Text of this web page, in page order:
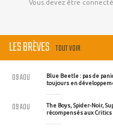
Vous devez être
LES BRÈVES TOUT VOIR
Blue Beetle : pas de
toujours en
09 AOU
The Boys, Spider-Noir,
récompensés aux Critics
09 AOU